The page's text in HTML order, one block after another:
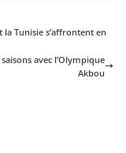
la Tunisie s’affrontent en
avec l’Olympique
Akbou